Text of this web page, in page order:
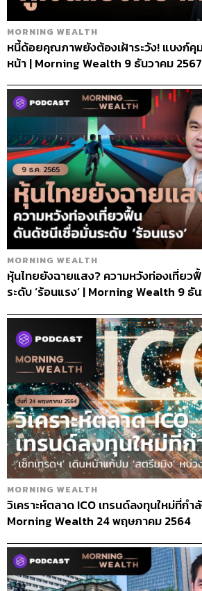
MORNING WEALTH
หนี้ด้อยคุณภาพยังต้องเฝ้าระวัง! แบงก์คุ
หน้า | Morning Wealth 9 ธันวาคม 2567
MORNING WEALTH
หุ้นไทยยังฉายแสง? ความหวังท่องเที่ยว
ระดับ ‘ร้อนแรง’ | Morning Wealth 9 ธั
MORNING WEALTH
วิเคราะห์ตลาด ICO เทรนด์ลงทุนใหม่ที่กำ
Morning Wealth 24 พฤษภาคม 2564